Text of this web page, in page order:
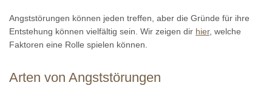
Angststörungen können jeden treffen, aber die Gründe für ihre
Entstehung können vielfältig sein. Wir zeigen dir hier, welche
Faktoren eine Rolle spielen können.
Arten von Angststörungen